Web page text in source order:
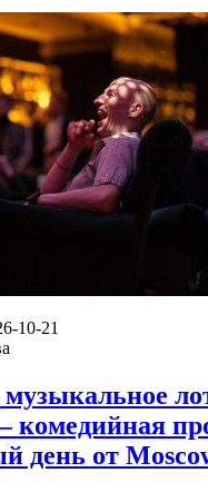
10-21
комедийная
день от